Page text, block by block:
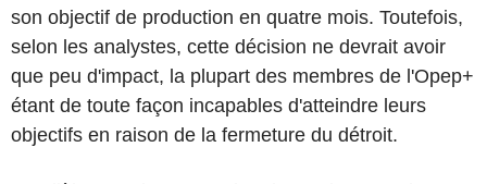
son objectif de production en quatre mois. Toutefois,
selon les analystes, cette décision ne devrait avoir
que peu d'impact, la plupart des membres de l'Opep+
étant de toute façon incapables d'atteindre leurs
objectifs en raison de la fermeture du détroit.